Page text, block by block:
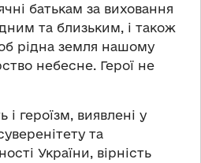
батькам за виховання
та близьким, і також
рідна земля нашому
небесне. Герої не
героїзм, виявлені у
та
України, вірність